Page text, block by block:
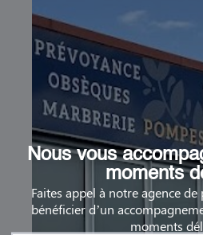
Nous vous
moments
Faites appel à notre agence
bénéficier d’un
moments